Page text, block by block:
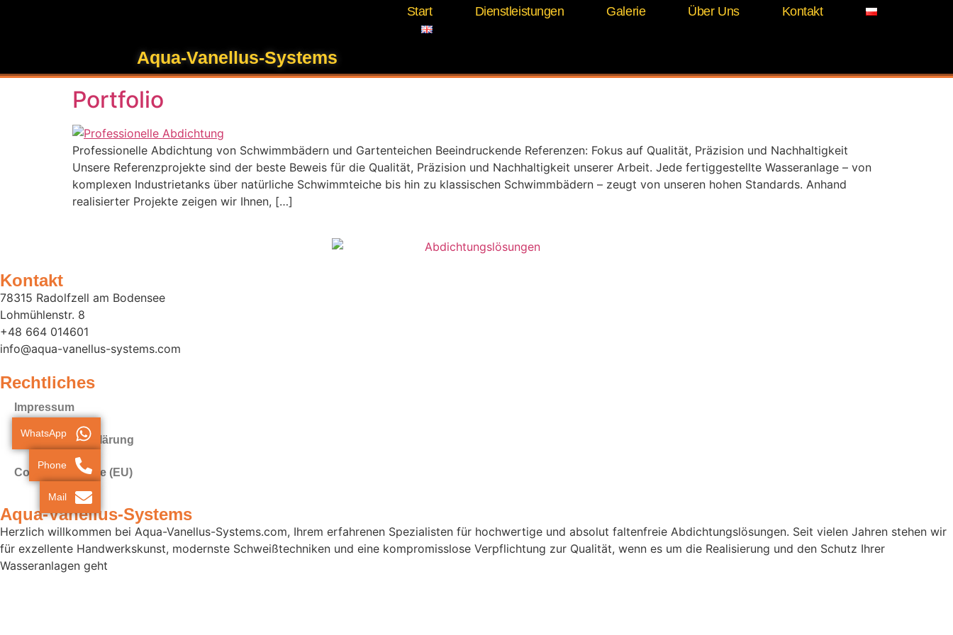
Aqua-Vanellus-Systems
Start Dienstleistungen Galerie Über Uns Kontakt
Schlagwort:Wasseranlagen Schutz
Portfolio
Professionelle Abdichtung von Schwimmbädern und Gartenteichen Beeindruckende Referenzen: Fokus auf Qualität, Präzision und Nachhaltigkeit
Unsere Referenzprojekte sind der beste Beweis für die Qualität, Präzision und Nachhaltigkeit unserer Arbeit. Jede fertiggestellte Wasseranlage – von
komplexen Industrietanks über natürliche Schwimmteiche bis hin zu klassischen Schwimmbädern – zeugt von unseren hohen Standards. Anhand
realisierter Projekte zeigen wir Ihnen, […]
Kontakt
78315 Radolfzell am Bodensee
Lohmühlenstr. 8
+48 664 014601
info@aqua-vanellus-systems.com
Rechtliches
Impressum
Datenschutz­erklärung
Cookie-Richtlinie (EU)
Aqua-Vanellus-Systems
Herzlich willkommen bei Aqua-Vanellus-Systems.com, Ihrem erfahrenen Spezialisten für hochwertige und absolut faltenfreie Abdichtungslösungen. Seit vielen Jahren stehen wir
für exzellente Handwerkskunst, modernste Schweißtechniken und eine kompromisslose Verpflichtung zur Qualität, wenn es um die Realisierung und den Schutz Ihrer
Wasseranlagen geht
WhatsApp
Phone
Mail